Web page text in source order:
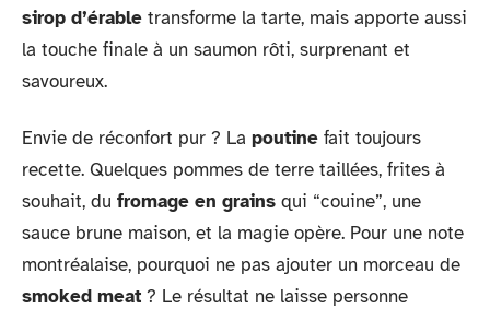
sirop d’érable transforme la tarte, mais apporte aussi
la touche finale à un saumon rôti, surprenant et
savoureux.
Envie de réconfort pur ? La poutine fait toujours
recette. Quelques pommes de terre taillées, frites à
souhait, du fromage en grains qui “couine”, une
sauce brune maison, et la magie opère. Pour une note
montréalaise, pourquoi ne pas ajouter un morceau de
smoked meat ? Le résultat ne laisse personne